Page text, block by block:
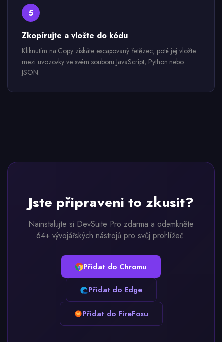
5
Zkopírujte a vložte do kódu
Kliknutím na Copy získáte escapovaný řetězec, poté jej vložte
mezi uvozovky ve svém souboru JavaScript, Python nebo
JSON.
Jste připraveni to zkusit?
Nainstalujte si DevSuite Pro zdarma a odemkněte
64+ vývojářských nástrojů pro svůj prohlížeč.
Přidat do Chromu
Přidat do Edge
Přidat do FireFoxu